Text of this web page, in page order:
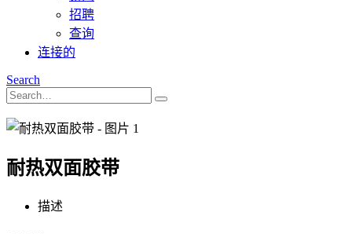
招聘
查询
连接的
Search
耐热双面胶带
描述